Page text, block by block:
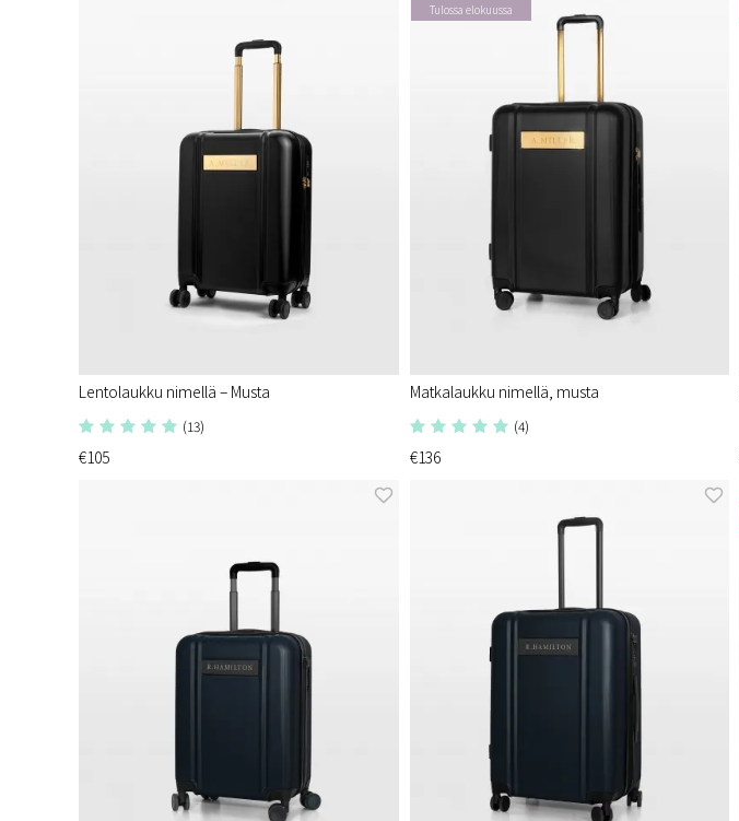
Lentolaukku nimellä – Musta
(13)
€105
Tulossa elokuussa
Matkalaukku nimellä, musta
(4)
€136